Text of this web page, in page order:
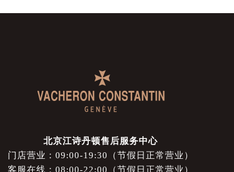
北京江诗丹顿售后服务中心
门店营业：09:00-19:30（节假日正常营业）
客服在线：08:00-22:00（节假日正常营业）